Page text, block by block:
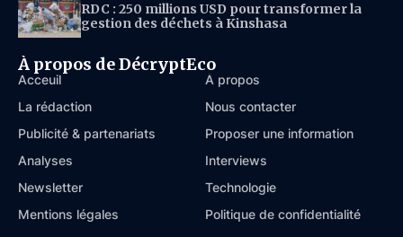
RDC : 250 millions USD pour transformer la
gestion des déchets à Kinshasa
À propos de DécryptEco
Acceuil
À propos
La rédaction
Nous contacter
Publicité & partenariats
Proposer une information
Analyses
Interviews
Newsletter
Technologie
Mentions légales
Politique de confidentialité